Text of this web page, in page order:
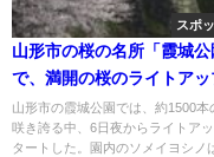
スポ
山形市の桜の名所「霞城公
で、満開の桜のライトアッ
始！
山形市の霞城公園では、約1500本
咲き誇る中、6日夜からライトア
タートした。園内のソメイヨシノ